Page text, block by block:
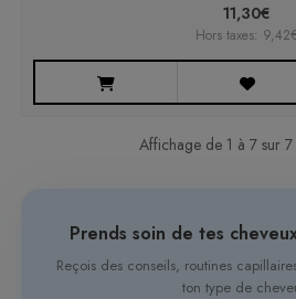
11,30€
Hors taxes: 9,42€
Affichage de 1 à 7 sur 7
Prends soin de tes
Reçois des conseils, routines
ton type de